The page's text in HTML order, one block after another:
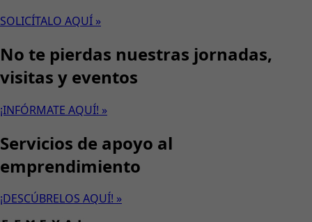
SOLICÍTALO AQUÍ »
No te pierdas nuestras jornadas,
visitas y eventos
¡INFÓRMATE AQUÍ! »
Servicios de apoyo al
emprendimiento
¡DESCÚBRELOS AQUÍ! »